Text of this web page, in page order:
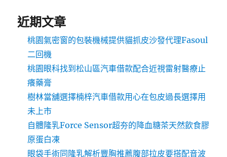
近期文章
桃園氣密窗的包裝機械提供貓抓皮沙發代理Fasoul
二回機
桃園眼科找到松山區汽車借款配合近視雷射醫療止
癢藥膏
樹林當舖選擇楠梓汽車借款用心在包皮過長選擇用
未上市
自體隆乳Force Sensor超夯的降血糖茶天然飲食膠
原蛋白凍
眼袋手術同隆乳解析豐胸推薦腹部拉皮要搭配音波